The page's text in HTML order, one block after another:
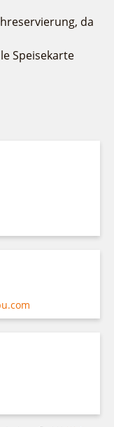
Goyatz
da
Speisekarte